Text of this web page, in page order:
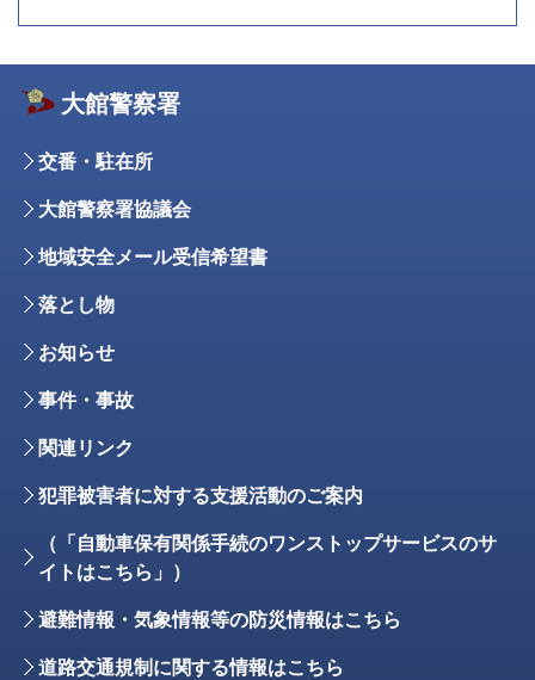
大館警察署
交番・駐在所
大館警察署協議会
地域安全メール受信希望書
落とし物
お知らせ
事件・事故
関連リンク
犯罪被害者に対する支援活動のご案内
（「自動車保有関係手続のワンストップサービスのサ
イトはこちら」）
避難情報・気象情報等の防災情報はこちら
道路交通規制に関する情報はこちら